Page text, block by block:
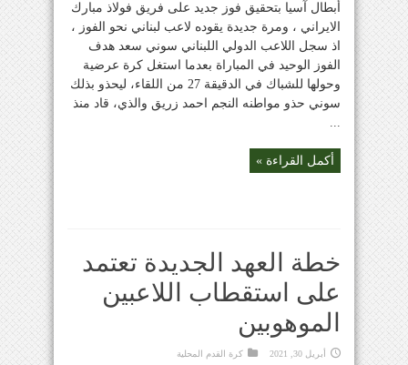
أبطال آسيا بتحقيق فوز جديد على فريق فولاذ مبارك
الايراني ، ومرة جديدة يقوده لاعب لبناني نحو الفوز ،
اذ سجل اللاعب الدولي اللبناني سوني سعد هدف
الفوز الوحيد في المباراة بعدما استغل كرة عرضية
وحولها للشباك في الدقيقة 27 من اللقاء، ليحذو بذلك
سوني حذو مواطنه النجم احمد زريق والذي، قاد منذ
...
أكمل القراءة »
خطة العهد الجديدة تعتمد
على استقطاب اللاعبين
الموهوبين
أبريل 30, 2021 كرة القدم المحلية